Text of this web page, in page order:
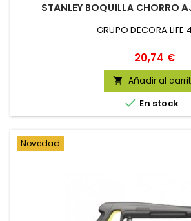
STANLEY BOQUILLA CHORRO
GRUPO DECORA LIFE
Precio
20,74 €
 Añadir al
 En stock
Novedad